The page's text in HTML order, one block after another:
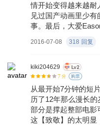
情开始变得越来越耐
见过国产动画里少
事。最后，大爱
2016-07-08 318 回复
kiki204629
7 分 购票
从最开始7分钟的短
历了12年那么漫长
部分是撑起整部电影
这【致敬】的太明显